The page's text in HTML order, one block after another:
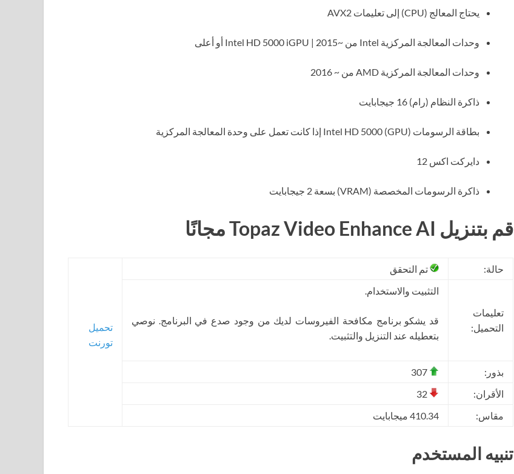
يحتاج المعالج (CPU) إلى تعليمات AVX2
وحدات المعالجة المركزية Intel من ~2015 | Intel HD 5000 iGPU أو أعلى
وحدات المعالجة المركزية AMD من ~ 2016
ذاكرة النظام (رام) 16 جيجابايت
بطاقة الرسومات (GPU) Intel HD 5000 إذا كانت تعمل على وحدة المعالجة المركزية
دايركت اكس 12
ذاكرة الرسومات المخصصة (VRAM) بسعة 2 جيجابايت
قم بتنزيل Topaz Video Enhance AI مجانًا
حالة: تم التحقق
تحميل
تورنت
تعليمات
التحميل:
التثبيت والاستخدام.
قد يشكو برنامج مكافحة الفيروسات لديك من وجود صدع في البرنامج. نوصي
بتعطيله عند التنزيل والتثبيت.
بذور:
الأقران:
مقاس:
410.34 ميجابايت
تنبيه المستخدم